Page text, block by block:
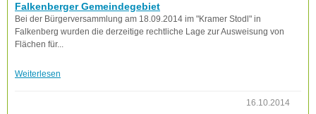
Falkenberger Gemeindegebiet
Bei der Bürgerversammlung am 18.09.2014 im "Kramer Stodl" in
Falkenberg wurden die derzeitige rechtliche Lage zur Ausweisung von
Flächen für...
Weiterlesen
16.10.2014